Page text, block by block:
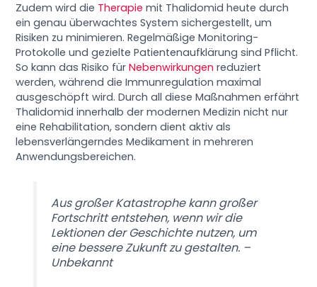
Zudem wird die Therapie mit Thalidomid heute durch
ein genau überwachtes System sichergestellt, um
Risiken zu minimieren. Regelmäßige Monitoring-
Protokolle und gezielte Patientenaufklärung sind Pflicht.
So kann das Risiko fürNebenwirkungen reduziert
werden, während die Immunregulation maximal
ausgeschöpft wird. Durch all diese Maßnahmen erfährt
Thalidomid innerhalb der modernen Medizin nicht nur
eine Rehabilitation, sondern dient aktiv als
lebensverlängerndes Medikament in mehreren
Anwendungsbereichen.
Aus großer Katastrophe kann großer
Fortschritt entstehen, wenn wir die
Lektionen der Geschichte nutzen, um
eine bessere Zukunft zu gestalten. –
Unbekannt